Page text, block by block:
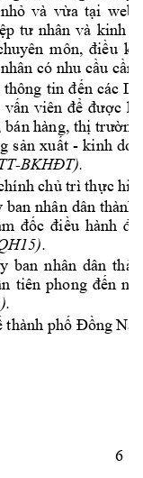
nhỏ và vừa tại
tư nhân và kinh
môn, điều
có nhu cầu cần
thông tin đến các
vấn viên để được hỗ
hàng, thị
sản xuất - kinh
-BKHĐT).
chủ trì thực
ban nhân dân thành
đốc điều hành
ban nhân dân
tiên phong đến
thành phố Đồng Nai
6